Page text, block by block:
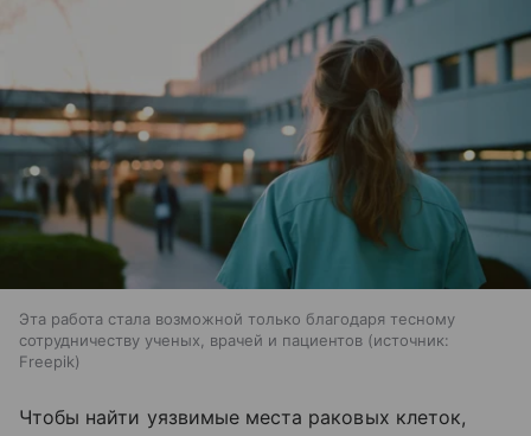
Эта работа стала возможной только благодаря тесному
сотрудничеству ученых, врачей и пациентов
источник:
Freepik
Чтобы найти уязвимые места раковых клеток,